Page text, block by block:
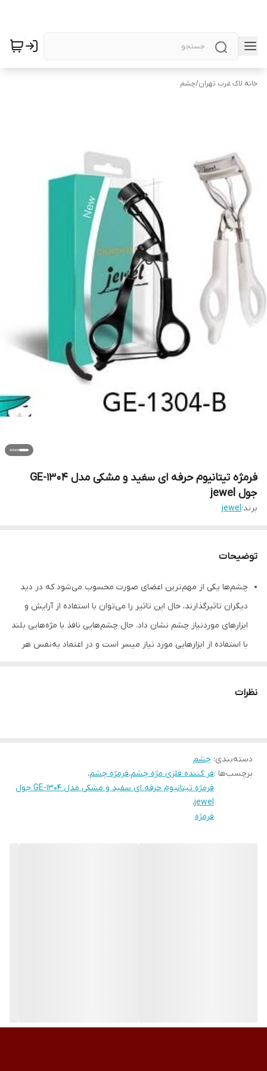
خانه لاک غرب تهران/چشم
فرمژه تیتانیوم حرفه ای سفید و مشکی مدل GE-1304
جول jewel
برند:jewel
توضیحات
چشم‌ها یکی از مهم‌ترین اعضای صورت محسوب می‌شود که در دید
دیگران تاثیرگذارند، حال این تاثیر را می‌توان با استفاده از آرایش و
ابزارهای موردنیاز چشم نشان داد. حال چشم‌هایی نافذ با مژه‌هایی بلند
با استفاده از ابزارهایی مورد نیاز میسر است و در اعتماد به‌نفس هر
صورت فعالیت می‌کند و تاکنون توانسته ابزارهایی را به بازار عرضه
کند که نیاز مشتریان خود را سنجیده است. این محصول با دسته‌ی
ارگونومیک به خوبی عمل می‌کند و فاصله‌ای بین مژه و پلک ایجاد
می‌کند که به پوست پلکتان آسیب وارد نشود. این محصول به‌راحتی
نظرات
دسته‌بندی: چشم
برچسب‌ها :فر کننده فلزی مژه چشم،فرمژه چشم،
فرمژه تیتانیوم حرفه ای سفید و مشکی مدل GE-1304 جول
jewel،
فرمژه